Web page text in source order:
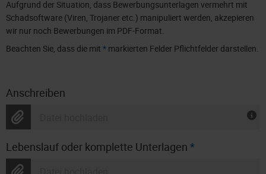
Aufgrund der Situation, dass Bewerbungsunterlagen vermehrt mit
Schadsoftware (Viren, Trojaner etc.) manipuliert werden, akzepieren
wir nur noch Bewerbungen im PDF-Format.
Beachten Sie, dass die mit * markierten Felder Pflichtfelder darstellen.
Anschreiben
Lebenslauf oder komplette Unterlagen *